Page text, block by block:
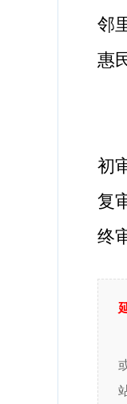
邻
惠
初
复
终